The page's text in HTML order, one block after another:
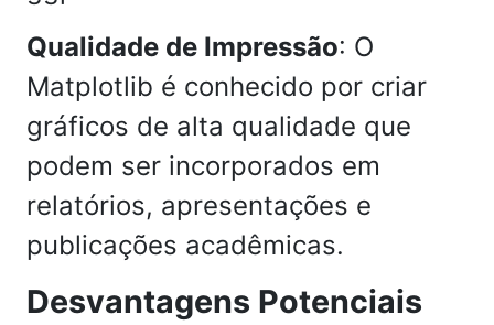
Qualidade de Impressão: O
Matplotlib é conhecido por criar
gráficos de alta qualidade que
podem ser incorporados em
relatórios, apresentações e
publicações acadêmicas.
Desvantagens Potenciais